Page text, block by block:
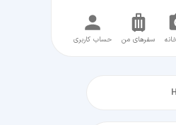
سفر‌های من حساب کاربری